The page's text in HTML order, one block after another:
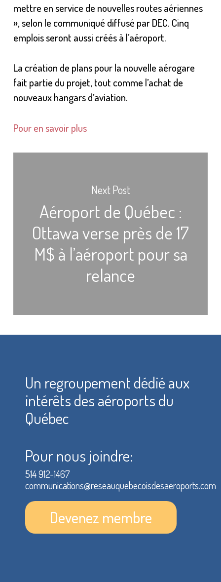
mettre en service de nouvelles routes aériennes
», selon le communiqué diffusé par DEC. Cinq
emplois seront aussi créés à l’aéroport.
La création de plans pour la nouvelle aérogare
fait partie du projet, tout comme l’achat de
nouveaux hangars d’aviation.
Pour en savoir plus
Next Post
Aéroport de Québec :
Ottawa verse près de 17
M$ à l’aéroport pour sa
relance
Un regroupement dédié aux
intérêts des aéroports du
Québec
Pour nous joindre:
514 912-1467
communications@reseauquebecoisdesaeroports.com
Devenez membre